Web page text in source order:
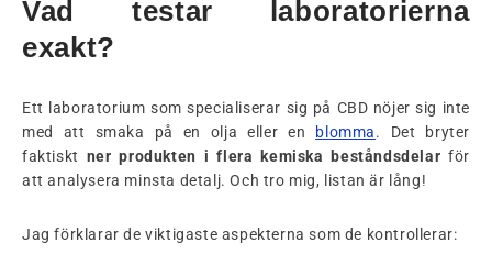
Vad testar laboratorierna
exakt?
Ett laboratorium som specialiserar sig på CBD nöjer sig inte
med att smaka på en olja eller en blomma. Det bryter
faktiskt ner produkten i flera kemiska beståndsdelar för
att analysera minsta detalj. Och tro mig, listan är lång!
Jag förklarar de viktigaste aspekterna som de kontrollerar: